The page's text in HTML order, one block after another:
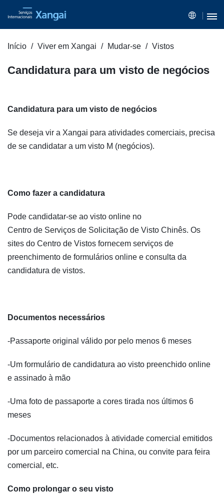
Início Viver em Xangai Mudar-se Vistos
Candidatura para um visto de negócios
Candidatura para um visto de negócios
Se deseja vir a Xangai para atividades comerciais, precisa
de se candidatar a um visto M (negócios).
Como fazer a candidatura
Pode candidatar-se ao visto online no
Centro de Serviços de Solicitação de Visto Chinês. Os
sites do Centro de Vistos fornecem serviços de
preenchimento de formulários online e consulta da
candidatura de vistos.
Documentos necessários
-Passaporte original válido por pelo menos 6 meses
-Um formulário de candidatura ao visto preenchido online
e assinado à mão
-Uma foto de passaporte a cores tirada nos últimos 6
meses
-Documentos relacionados à atividade comercial emitidos
por um parceiro comercial na China, ou convite para feira
comercial, etc.
Como prolongar o seu visto